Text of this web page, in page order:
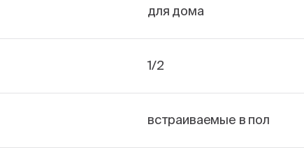
для дома
1/2
встраиваемые в пол